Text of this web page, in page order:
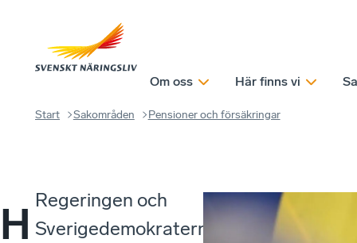
Om oss Här finns vi
Start Sakområden Pensioner och försäkringar
H
Regeringen och
Sverigedemokraterna